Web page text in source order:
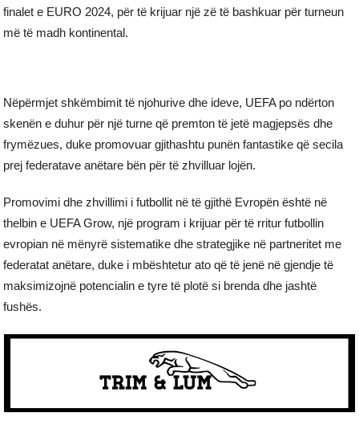
finalet e EURO 2024, për të krijuar një zë të bashkuar për turneun
më të madh kontinental.
Nëpërmjet shkëmbimit të njohurive dhe ideve, UEFA po ndërton
skenën e duhur për një turne që premton të jetë magjepsës dhe
frymëzues, duke promovuar gjithashtu punën fantastike që secila
prej federatave anëtare bën për të zhvilluar lojën.
Promovimi dhe zhvillimi i futbollit në të gjithë Evropën është në
thelbin e UEFA Grow, një program i krijuar për të rritur futbollin
evropian në mënyrë sistematike dhe strategjike në partneritet me
federatat anëtare, duke i mbështetur ato që të jenë në gjendje të
maksimizojnë potencialin e tyre të plotë si brenda dhe jashtë
fushës.